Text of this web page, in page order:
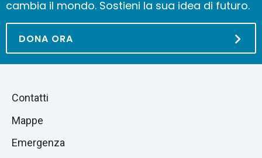
cambia il mondo. Sostieni la sua idea di futuro.
DONA ORA
Salta
sezione
Piè
di
pagina
Contatti
Mappe
Emergenza